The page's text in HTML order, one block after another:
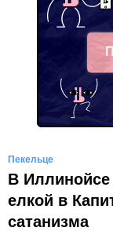
Пекельце
В Иллинойсе
елкой в
сатанизма